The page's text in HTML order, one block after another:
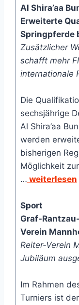
Al Shira’aa
Erweiterte
Springpferde
Zusätzlicher
schafft mehr
internationale
Die
sechsjährige
Al Shira’aa
werden
bisherigen
Möglichkeit
… weiterlesen
Sport
Graf-
Verein
Reiter-Verein
Jubiläum
Im Rahmen
Turniers ist